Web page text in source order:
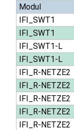
Modul
IFI_SWT1
IFI_SWT1
IFI_SWT1-L
IFI_SWT1-L
IFI_R-NETZE2
IFI_R-NETZE2
IFI_R-NETZE2
IFI_R-NETZE2
IFI_R-NETZE2